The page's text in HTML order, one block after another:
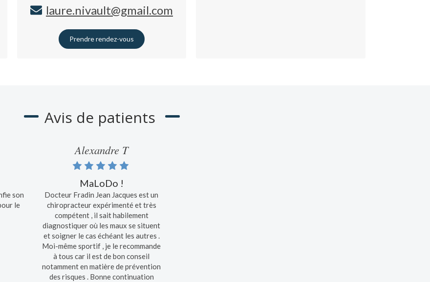
laure.nivault@gmail.com
Prendre rendez-vous
Avis de patients
son
le
Alexandre T
MaLoDo !
Docteur Fradin Jean Jacques est un
chiropracteur expérimenté et très
compétent , il sait habilement
diagnostiquer où les maux se situent
et soigner le cas échéant les autres .
Moi-même sportif , je le recommande
à tous car il est de bon conseil
notamment en matière de prévention
des risques . Bonne continuation